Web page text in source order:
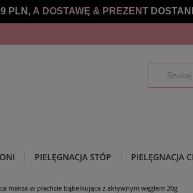
PLN, A DOSTAWĘ & PREZENT
PIELĘGNACJA STÓP PIELĘGNACJA
maksa w płachcie bąbelkująca z aktywnym węglem 20g